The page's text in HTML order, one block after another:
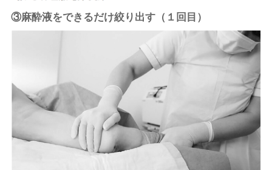
③麻酔液をできるだけ絞り出す（１回目）